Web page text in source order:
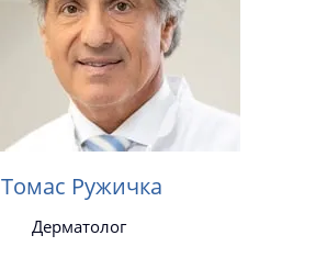
Томас Ружичка
Дерматолог